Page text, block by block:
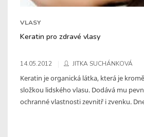
VLASY
Keratin pro zdravé vlasy
14.05.2012 JITKA SUCHÁNKOVÁ
Keratin je organická látka, která je
složkou lidského vlasu. Dodává mu
ochranné vlastnosti zevnitř i zvenku.